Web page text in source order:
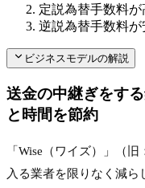
定説為替手数料が
逆説為替手数料
ビジネスモデルの解説
送金の中継ぎをす
と時間を節約
「Wise（ワイズ）」（
入る業者を限りなく減